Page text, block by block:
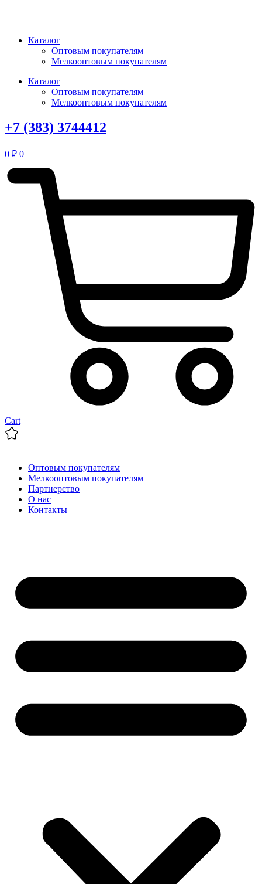
Каталог
Оптовым покупателям
Мелкооптовым покупателям
Каталог
Оптовым покупателям
Мелкооптовым покупателям
+7 (383) 3744412
0 ₽ 0
Cart
Оптовым покупателям
Мелкооптовым покупателям
Партнерство
О нас
Контакты